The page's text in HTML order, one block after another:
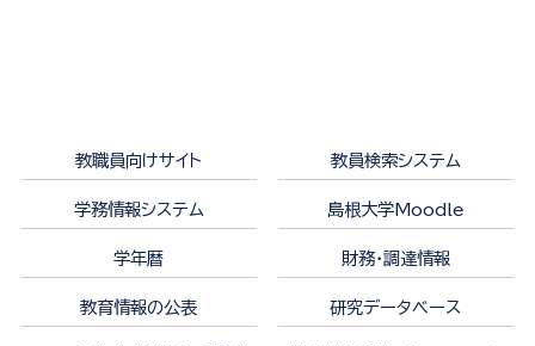
教職員向けサイト 教員検索システム
学務情報システム 島根大学Moodle
学年暦 財務・調達情報
教育情報の公表 研究データベース